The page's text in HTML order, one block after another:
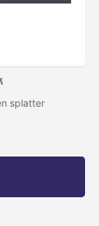
splatter